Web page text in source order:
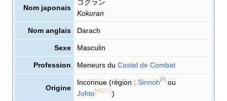
Nom japonais
コクラン
Kokuran
Nom anglais Darach
Sexe Masculin
Profession Meneurs du Castel de Combat
Origine
Inconnue (région : Sinnoh Pt ou
JohtoHGSS)